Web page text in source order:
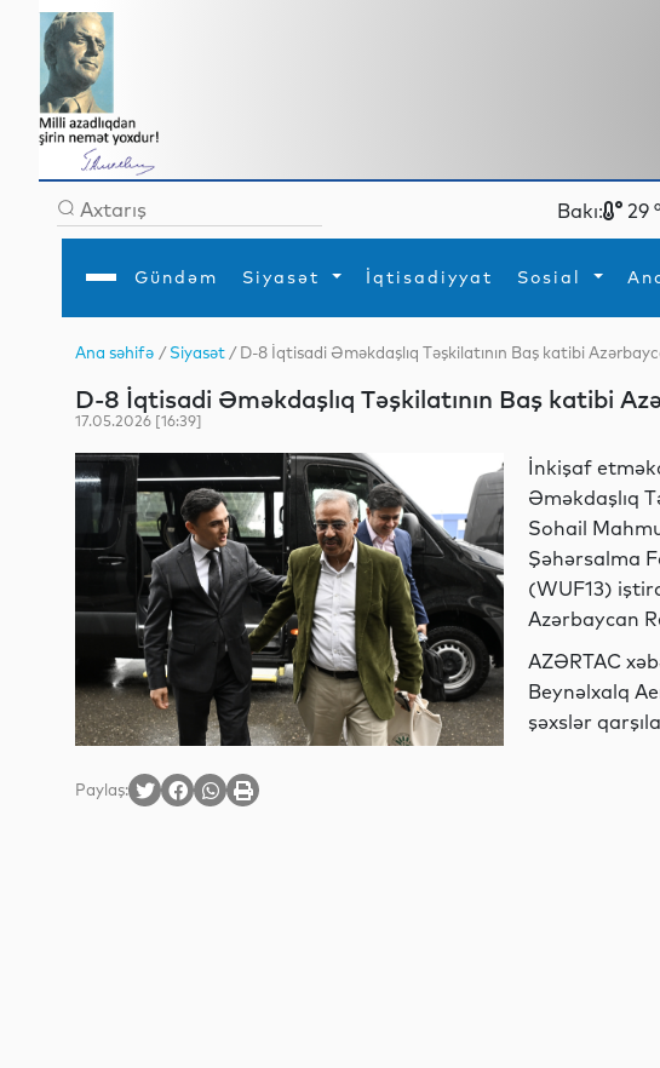
Bakı: 29
Gündəm Siyasət İqtisadiyyat Sosial
Ana səhifə
Gündəm
İqtisadiyyat
Analitika
Mədəniyyət
Müsahibə
MEDİA
Xarici siyasətTurizm
Diaspor
İdman
Ana səhifə /Siyasət / D-8 İqtisadi Əməkdaşlıq Təşkilatının Baş katibi
D-8 İqtisadi Əməkdaşlıq Təşkilatının Baş katibi
17.05.2026 [16:39]
İnkişaf
Əməkdaşlıq
Sohail
Şəhərsalma
(WUF13)
Azərbaycan
AZƏRTAC
Beynəlxalq
şəxslər
Paylaş: